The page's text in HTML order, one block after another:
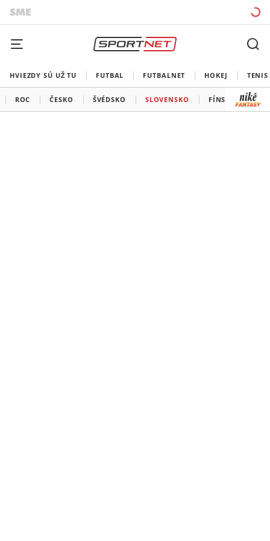
HVIEZDY SÚ UŽ TU FUTBAL FUTBALNET HOKEJ TENIS
ROC ČESKO ŠVÉDSKO SLOVENSKO FÍNSKO